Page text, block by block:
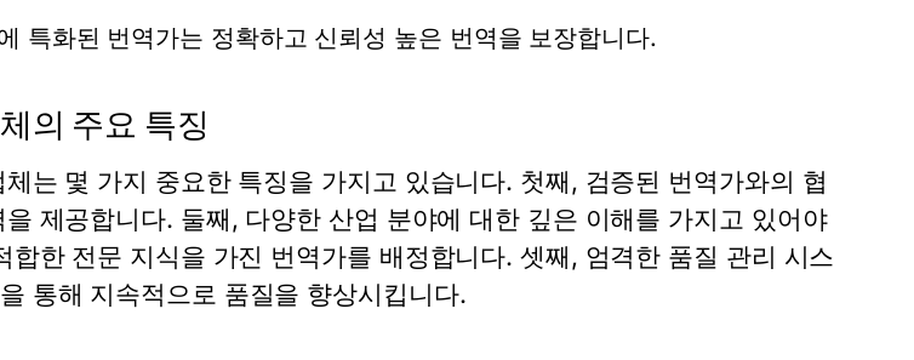
특화된 번역가는 정확하고 신뢰성 높은 번역을 보장합니다.
의 주요 특징
는 몇 가지 중요한 특징을 가지고 있습니다. 첫째, 검증된 번역가와의 협
제공합니다. 둘째, 다양한 산업 분야에 대한 깊은 이해를 가지고 있어야
합한 전문 지식을 가진 번역가를 배정합니다. 셋째, 엄격한 품질 관리 시스
통해 지속적으로 품질을 향상시킵니다.